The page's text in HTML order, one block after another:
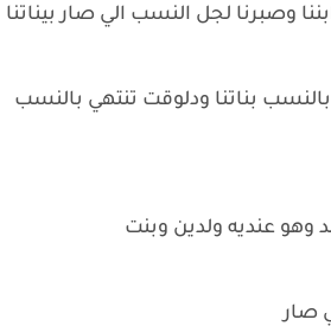
وصبرنا لجل النسب الي صار بيناتنا
بناتنا ودلوقت تنتهي بالنسب
وهو عنديه ولدين وبنت
صار